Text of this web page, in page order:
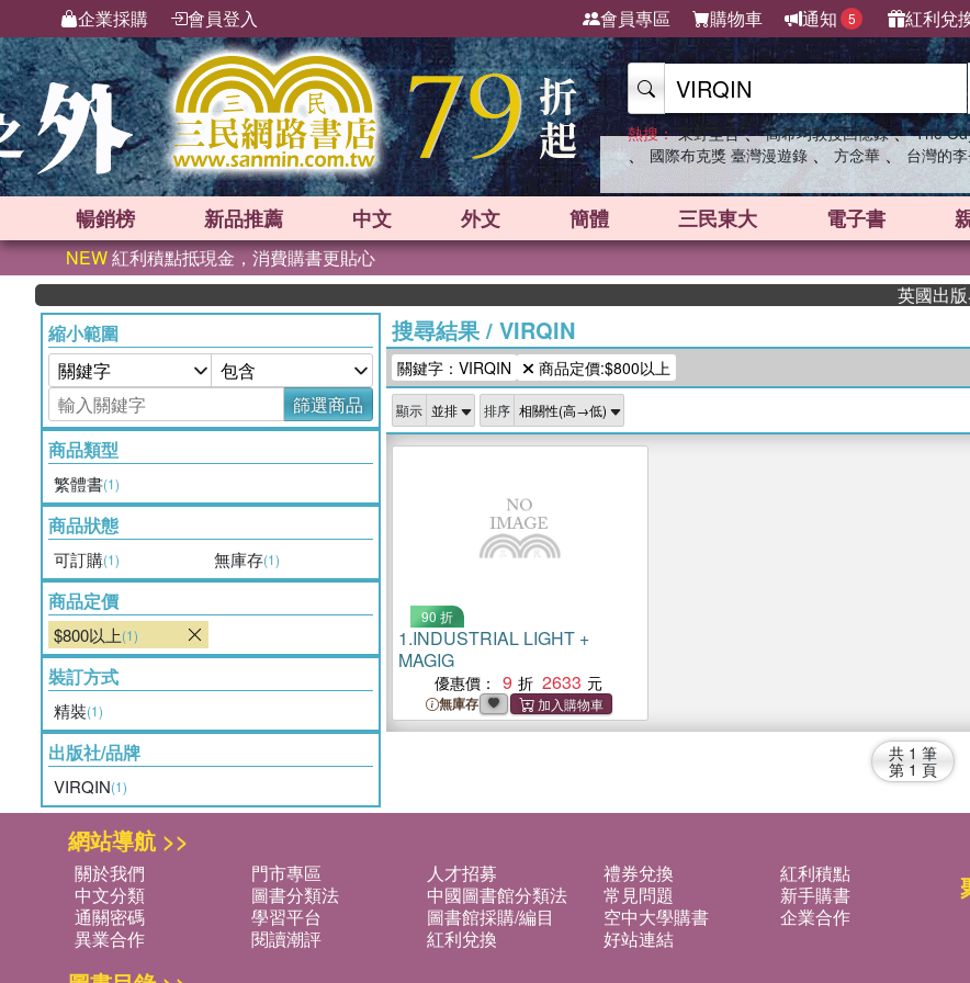
企業採購 會員登入 會員專區 購物車 通知 5 紅利兌
熱搜： 東野圭吾 、 高希均教授回憶錄 、 The
、 國際布克獎 臺灣漫遊錄 、 方念華 、 台灣的
暢銷榜 新品推薦 中文 外文 簡體 三民東大 電子書
NEW紅利積點抵現金，消費購書更貼心
英國出版
縮小範圍
篩選商品
商品類型
繁體書(1)
商品狀態
可訂購(1) 無庫存(1)
商品定價
$800以上(1)
裝訂方式
精裝(1)
出版社/品牌
VIRQIN(1)
搜尋結果/ VIRQIN
關鍵字：VIRQIN 商品定價:$800以上
顯示 排序
90 折
1.INDUSTRIAL LIGHT +
MAGIG
優惠價： 9 2633
無庫存
共 1 筆
第 1 頁
網站導航 >>
關於我們 門市專區 人才招募 禮券兌換
紅利積點
中文分類
圖書分類法 中國圖書館分類法 常見問題
新手購書
通關密碼
學習平台 圖書館採購/編目 空中大學購書
企業合作
異業合作
閱讀潮評 紅利兌換 好站連結